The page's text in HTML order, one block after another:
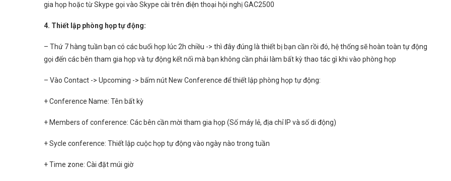
gia họp hoặc từ Skype gọi vào Skype cài trên điện thoại hội nghị GAC2500
4. Thiết lập phòng họp tự động:
– Thứ 7 hàng tuần bạn có các buổi họp lúc 2h chiều -> thì đây đúng là thiết bị bạn cần rồi đó, hệ thống sẽ hoàn toàn tự động
gọi đến các bên tham gia họp và tự động kết nối mà bạn không cần phải làm bất kỳ thao tác gì khi vào phòng họp
– Vào Contact -> Upcoming -> bấm nút New Conference để thiết lập phòng họp tự động:
+ Conference Name: Tên bất kỳ
+ Members of conference: Các bên cần mời tham gia họp (Số máy lẻ, địa chỉ IP và số di động)
+ Sycle conference: Thiết lập cuộc họp tự động vào ngày nào trong tuần
+ Time zone: Cài đặt múi giờ